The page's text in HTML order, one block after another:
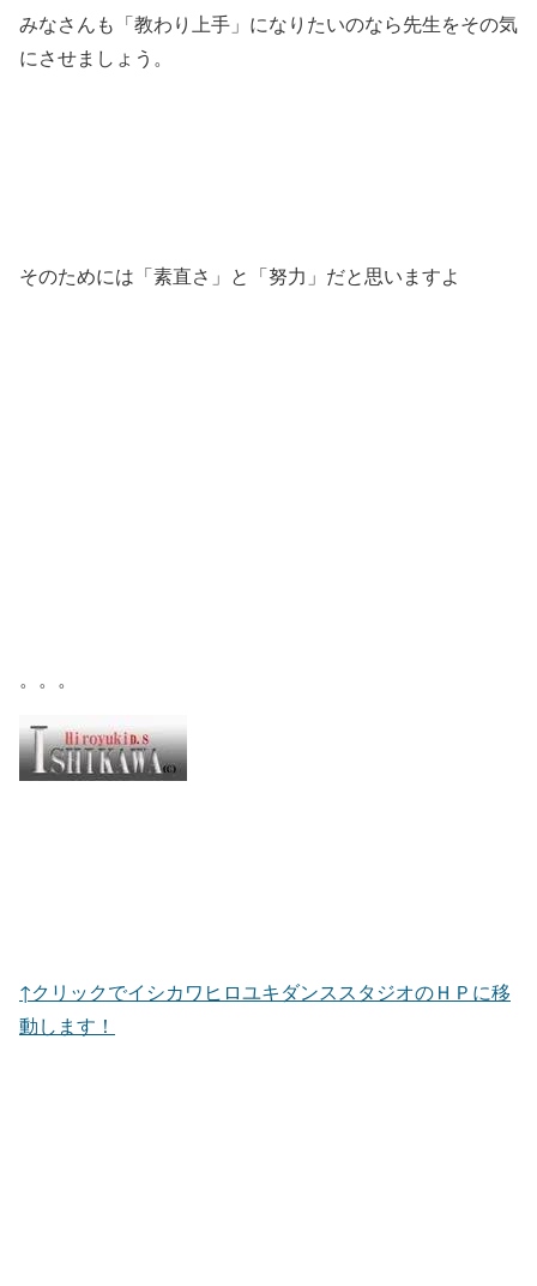
みなさんも「教わり上手」になりたいのなら先生をその気
にさせましょう。
そのためには「素直さ」と「努力」だと思いますよ
。。。
↑クリックでイシカワヒロユキダンススタジオのＨＰに移
動します！